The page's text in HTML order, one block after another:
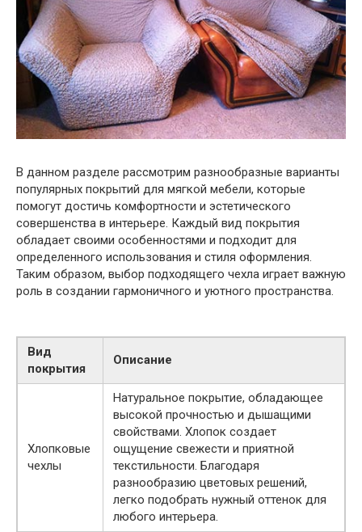
В данном разделе рассмотрим разнообразные варианты
популярных покрытий для мягкой мебели, которые
помогут достичь комфортности и эстетического
совершенства в интерьере. Каждый вид покрытия
обладает своими особенностями и подходит для
определенного использования и стиля оформления.
Таким образом, выбор подходящего чехла играет важную
роль в создании гармоничного и уютного пространства.
Вид
покрытия
Описание
Хлопковые
чехлы
Натуральное покрытие, обладающее
высокой прочностью и дышащими
свойствами. Хлопок создает
ощущение свежести и приятной
текстильности. Благодаря
разнообразию цветовых решений,
легко подобрать нужный оттенок для
любого интерьера.